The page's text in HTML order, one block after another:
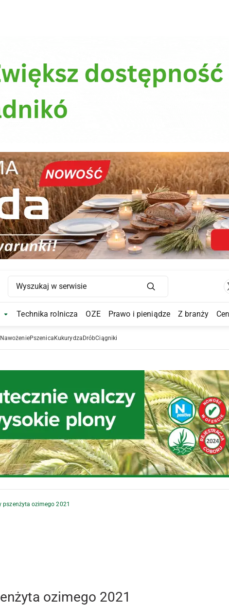
Main Navigation
Hodowla Submenu
Technika rolnicza OZE Prawo i pieniądze Z branży
NawożeniePszenica Kukurydza DróbCiągniki
pszenżyta ozimego 2021
ozimego 2021